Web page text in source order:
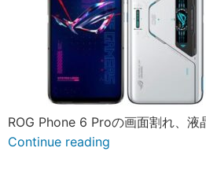
ROG Phone 6 Proの画面割れ、
Continue reading